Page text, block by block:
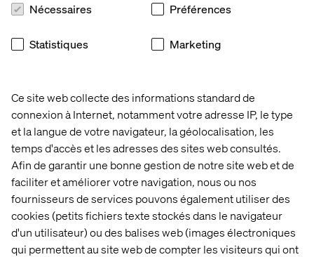
Ce site web collecte des informations standard de
connexion à Internet, notamment votre adresse IP, le type
et la langue de votre navigateur, la géolocalisation, les
temps d'accès et les adresses des sites web consultés.
Afin de garantir une bonne gestion de notre site web et de
faciliter et améliorer votre navigation, nous ou nos
fournisseurs de services pouvons également utiliser des
cookies (petits fichiers texte stockés dans le navigateur
d'un utilisateur) ou des balises web (images électroniques
qui permettent au site web de compter les visiteurs qui ont
Nécessaires Préférences
Statistiques Marketing
TOK
C2
Montréal
:
Parlons
climat
C2
Montréal
x
POAP
3
clés
de
détail
en
2025